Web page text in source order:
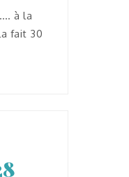
à la
fait 30